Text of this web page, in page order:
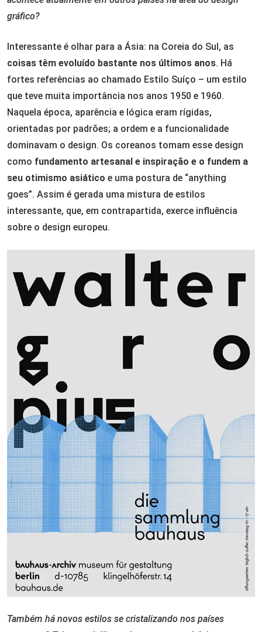
gráfico?
Interessante é olhar para a Ásia: na Coreia do Sul, as
coisas têm evoluído bastante nos últimos anos. Há
fortes referências ao chamado Estilo Suíço – um estilo
que teve muita importância nos anos 1950 e 1960.
Naquela época, aparência e lógica eram rígidas,
orientadas por padrões; a ordem e a funcionalidade
dominavam o design. Os coreanos tomam esse design
como fundamento artesanal e inspiração e o fundem a
seu otimismo asiático e uma postura de “anything
goes”. Assim é gerada uma mistura de estilos
interessante, que, em contrapartida, exerce influência
sobre o design europeu.
Também há novos estilos se cristalizando nos países